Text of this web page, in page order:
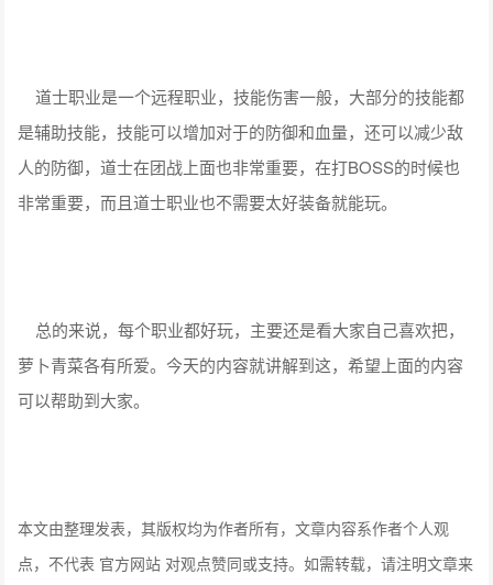
道士职业是一个远程职业，技能伤害一般，大部分的技能都
是辅助技能，技能可以增加对于的防御和血量，还可以减少敌
人的防御，道士在团战上面也非常重要，在打BOSS的时候也
非常重要，而且道士职业也不需要太好装备就能玩。
总的来说，每个职业都好玩，主要还是看大家自己喜欢把，
萝卜青菜各有所爱。今天的内容就讲解到这，希望上面的内容
可以帮助到大家。
本文由整理发表，其版权均为作者所有，文章内容系作者个人观
点，不代表 官方网站 对观点赞同或支持。如需转载，请注明文章来